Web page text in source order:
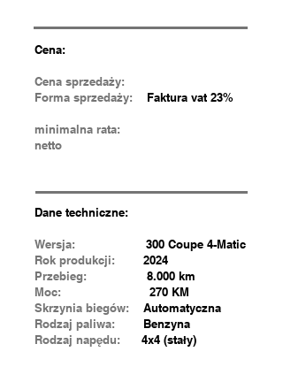
Cena:
Cena sprzedaży:
Forma sprzedaży:
Faktura vat 23%
minimalna rata:
netto
Dane techniczne:
Wersja: 300 Coupe 4-Matic
Rok produkcji:
2024
Przebieg: 8.000 km
Moc: 270 KM
Skrzynia biegów:
Automatyczna
Rodzaj paliwa: Benzyna
Rodzaj napędu: 4x4 (stały)